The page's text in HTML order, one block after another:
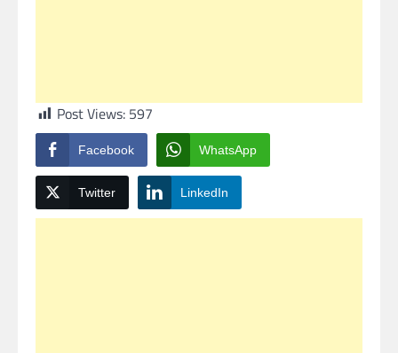
Post Views: 597
Facebook WhatsApp
Twitter LinkedIn